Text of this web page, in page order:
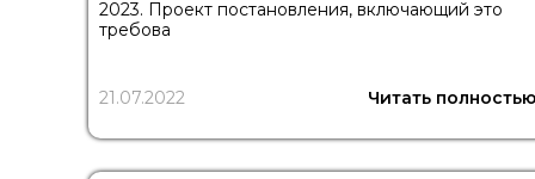
2023. Проект постановления, включающий это
требова
21.07.2022 Читать полностью